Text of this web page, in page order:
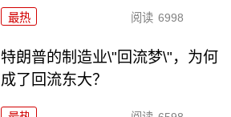
最热 阅读 6998
特朗普的制造业\"回流梦\"，为何
成了回流东大？